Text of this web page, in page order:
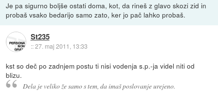
Je pa sigurno boljše ostati doma, kot, da rineš z glavo skozi zid in
probaš vsako bedarijo samo zato, ker jo pač lahko probaš.
St235
::27. maj 2011, 13:33
kst so deč po zadnjem postu ti nisi vodenja s.p.-ja videl niti od
blizu.
Dela je veliko že samo s tem, da imaš poslovanje urejeno.